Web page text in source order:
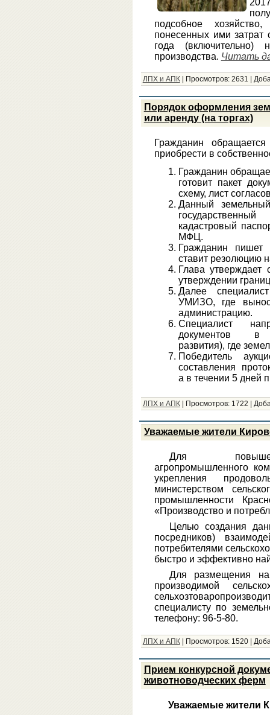
подсобное
понесенных ими затрат
года (включительно)
производства. Читать
ЛПХ и АПК| Просмотров: 2631
Порядок оформления
или аренду (на торгах)
Гражданин
приобрести в
Гражданин
готовит пакет
схему, лист
Данный
кадастровый
МФЦ.
Гражданин пишет
ставит резолюцию
Глава утверждает
утверждении
Далее
УМИЗО, где
администрацию.
Специалист
документов в
развития), где
Победитель
составления
а в течении 5 дней
ЛПХ и АПК| Просмотров: 1722
Уважаемые жители
Для
агропромышленного
укрепления
министерством
промышленности
«Производство и
Целью создания
посредников)
потребителями
быстро и эффективно
Для размещения
производимой
специалисту по
телефону: 96-5-80.
ЛПХ и АПК| Просмотров: 1520|
Прием конкурсной
животноводческих ферм
Уважаемые жители